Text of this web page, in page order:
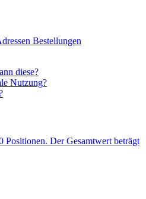
Bestellungen
diese?
Nutzung?
Positionen. Der Gesamtwert beträgt